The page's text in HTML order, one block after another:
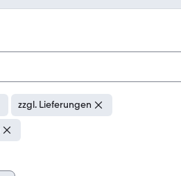
zzgl. Lieferungen